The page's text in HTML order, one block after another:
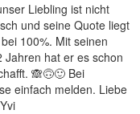
Liebling ist nicht
und seine Quote liegt
100%. Mit seinen
Jahren hat er es schon
🙈🙃🙂 Bei
einfach melden. Liebe